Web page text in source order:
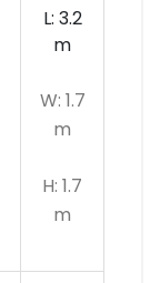
L: 3.2
m
W: 1.7
m
H: 1.7
m